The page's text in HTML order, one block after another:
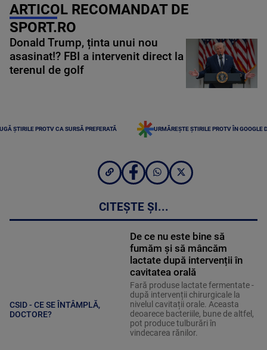
ARTICOL RECOMANDAT DE
SPORT.RO
Donald Trump, ținta unui nou
asasinat!? FBI a intervenit direct la
terenul de golf
ȘTIRILE PROTV CA SURSĂ PREFERATĂ URMĂREȘTE ȘTIRILE PROTV ÎN GOOGLE
CITEȘTE ȘI...
CSID - CE SE ÎNTÂMPLĂ,
DOCTORE?
De ce nu este bine să
fumăm și să mâncăm
lactate după intervenții în
cavitatea orală
Fară produse lactate fermentate -
după intervenții chirurgicale la
nivelul cavitații orale. Aceasta
deoarece bacteriile, bune de altfel,
pot produce tulburări în
vindecarea rănilor.